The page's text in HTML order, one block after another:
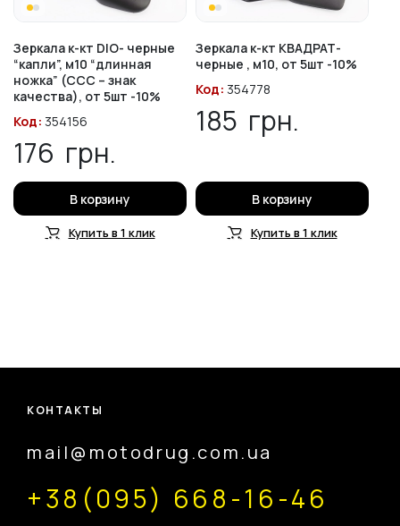
Зеркала к-кт DIO- черные
“капли”, м10 “длинная
ножка” (ССС – знак
качества), от 5шт -10%
Код: 354156
176 грн.
В корзину
Купить в 1 клик
Зеркала к-кт КВАДРАТ-
черные , м10, от 5шт -10%
Код: 354778
185 грн.
В корзину
Купить в 1 клик
КОНТАКТЫ
mail@motodrug.com.ua
+38(095) 668-16-46